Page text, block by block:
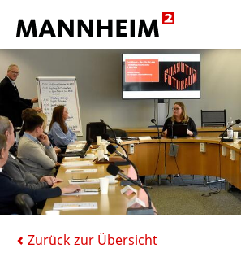
Zurück zur Übersicht